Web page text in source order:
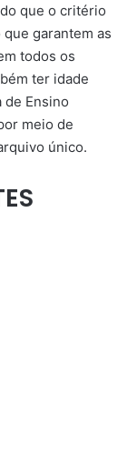
que o critério
garantem as
todos os
ter idade
de Ensino
meio de
único.